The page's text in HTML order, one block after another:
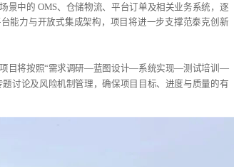
景中的 OMS、仓储物流、平台订单及相关业务系统，逐
能力与开放式集成架构，项目将进一步支撑范泰克创新
项目将按照“需求调研—蓝图设计—系统实现—测试培训—
讨论及风险机制管理，确保项目目标、进度与质量的有